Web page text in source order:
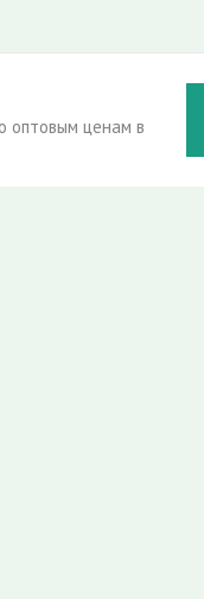
оптовым ценам в